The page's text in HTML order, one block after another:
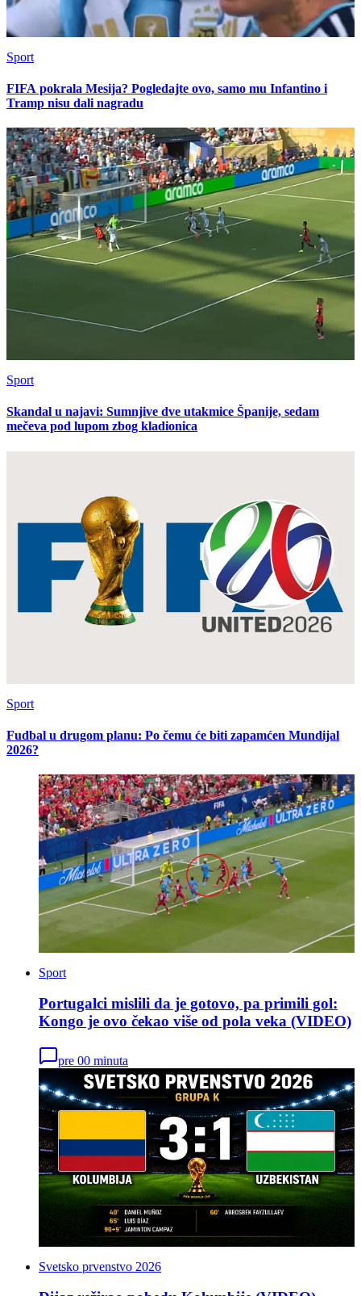
Sport
FIFA pokrala Mesija? Pogledajte ovo, samo mu Infantino i
Tramp nisu dali nagradu
Sport
Skandal u najavi: Sumnjive dve utakmice Španije, sedam
mečeva pod lupom zbog kladionica
Sport
Fudbal u drugom planu: Po čemu će biti zapamćen Mundijal
2026?
Sport
Portugalci mislili da je gotovo, pa primili gol:
Kongo je ovo čekao više od pola veka (VIDEO)
pre 00 minuta
Svetsko prvenstvo 2026